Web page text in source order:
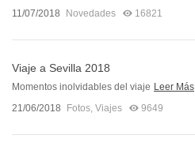
11/07/2018
Novedades 16821
Viaje a Sevilla 2018
Momentos inolvidables del viaje Leer Más
21/06/2018
Fotos, Viajes 9649